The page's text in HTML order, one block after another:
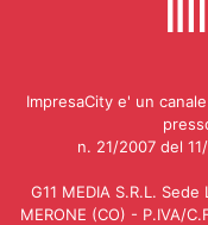
ImpresaCity e' un
n. 21/2007 del
G11 MEDIA S.R.L.
MERONE (CO) - P.IVA/